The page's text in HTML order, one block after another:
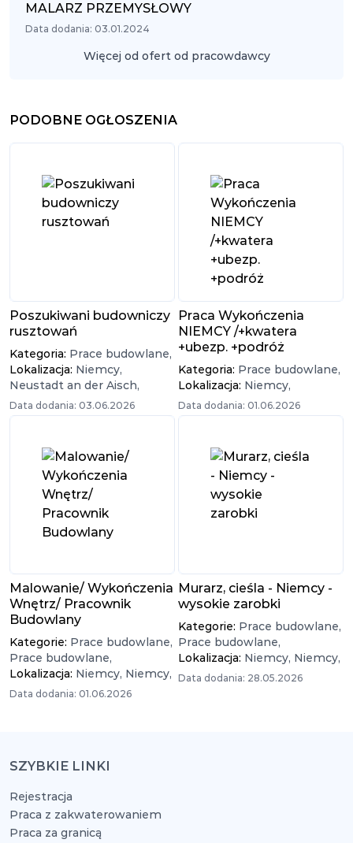
MALARZ PRZEMYSŁOWY
Data dodania: 03.01.2024
Więcej od ofert od pracowdawcy
PODOBNE OGŁOSZENIA
Poszukiwani budowniczy
rusztowań
Kategoria: Prace budowlane,
Lokalizacja: Niemcy,
Neustadt an der Aisch,
Data dodania: 03.06.2026
Praca Wykończenia
NIEMCY /+kwatera
+ubezp. +podróż
Kategoria: Prace budowlane,
Lokalizacja: Niemcy,
Data dodania: 01.06.2026
Malowanie/ Wykończenia
Wnętrz/ Pracownik
Budowlany
Kategorie: Prace budowlane,
Prace budowlane,
Lokalizacja: Niemcy, Niemcy,
Data dodania: 01.06.2026
Murarz, cieśla - Niemcy -
wysokie zarobki
Kategorie: Prace budowlane,
Prace budowlane,
Lokalizacja: Niemcy, Niemcy,
Data dodania: 28.05.2026
SZYBKIE LINKI
Rejestracja
Praca z zakwaterowaniem
Praca za granicą